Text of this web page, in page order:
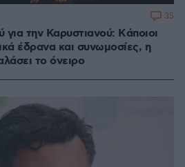
την Καρυστιανού: Kάποιοι
έδρανα και συνωμοσίες, η
το όνειρο
35